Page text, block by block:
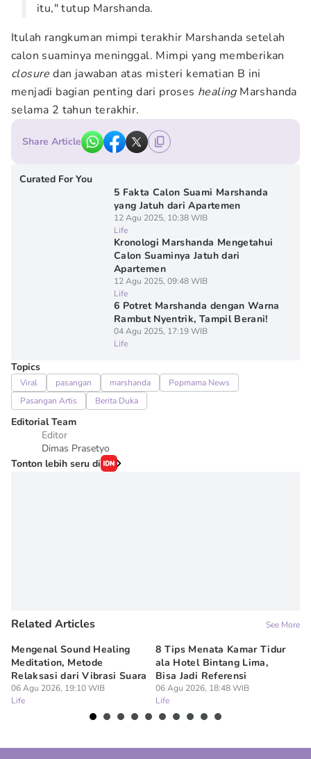
itu," tutup Marshanda.
Itulah rangkuman mimpi terakhir Marshanda setelah
calon suaminya meninggal. Mimpi yang memberikan
closure dan jawaban atas misteri kematian B ini
menjadi bagian penting dari proses healingMarshanda
selama 2 tahun terakhir.
Share Article
Curated For You
5 Fakta Calon Suami Marshanda
yang Jatuh dari Apartemen
12 Agu 2025, 10:38 WIB
Life
Kronologi Marshanda Mengetahui
Calon Suaminya Jatuh dari
Apartemen
12 Agu 2025, 09:48 WIB
Life
6 Potret Marshanda dengan Warna
Rambut Nyentrik, Tampil Berani!
04 Agu 2025, 17:19 WIB
Life
Topics
Viral pasangan marshanda
Popmama News
Pasangan Artis
Berita Duka
Editorial Team
Editor
Dimas Prasetyo
Tonton lebih seru di
Related Articles See More
Mengenal Sound Healing
Meditation, Metode
Relaksasi dari Vibrasi Suara
06 Agu 2026, 19:10 WIB
Life
8 Tips Menata Kamar Tidur
ala Hotel Bintang Lima,
Bisa Jadi Referensi
06 Agu 2026, 18:48 WIB
Life